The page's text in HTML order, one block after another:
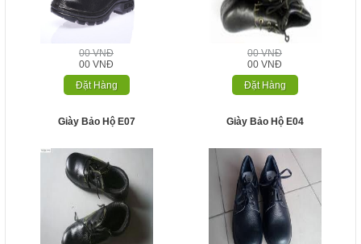
00 VNĐ
00 VNĐ
Đặt Hàng
00 VNĐ
00 VNĐ
Đặt Hàng
Giày Bảo Hộ E07 Giày Bảo Hộ E04